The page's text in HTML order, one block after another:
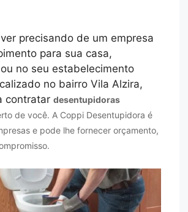
precisando de um empresa
para sua casa,
no seu estabelecimento
no bairro Vila Alzira,
contratardesentupidoras
de você. A Coppi Desentupidora é
e pode lhe fornecer orçamento,